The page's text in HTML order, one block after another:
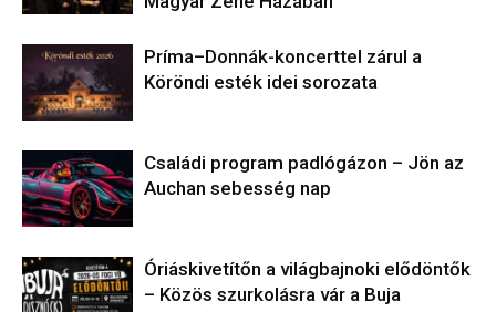
Príma–Donnák-koncerttel zárul a
Köröndi esték idei sorozata
Családi program padlógázon – Jön az
Auchan sebesség nap
Óriáskivetítőn a világbajnoki elődöntők
– Közös szurkolásra vár a Buja